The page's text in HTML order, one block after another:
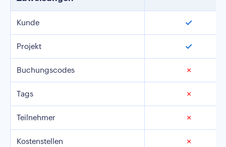
Kunde ✓
Projekt ✓
Buchungscodes ✗
Tags ✗
Teilnehmer ✗
Kostenstellen ✗